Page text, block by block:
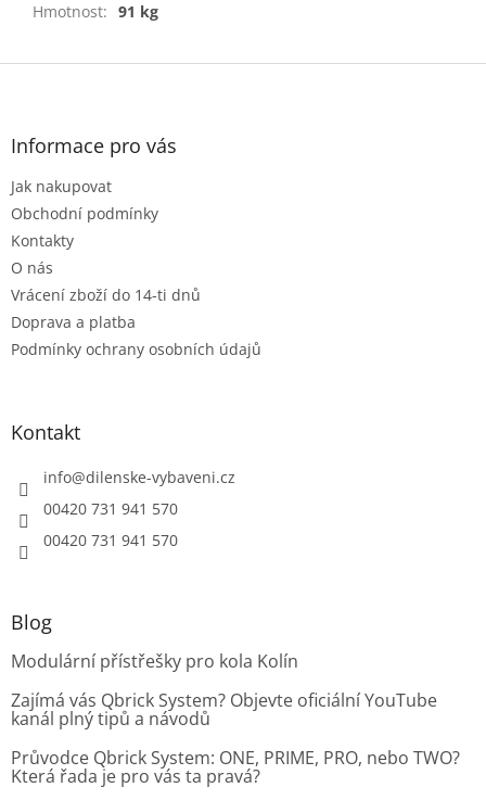
Hmotnost: 91 kg
Z
Informace pro vás
Jak nakupovat
Obchodní podmínky
Kontakty
O nás
Vrácení zboží do 14-ti dnů
Doprava a platba
Podmínky ochrany osobních údajů
Kontakt
info@dilenske-vybaveni.cz
00420 731 941 570
00420 731 941 570
Blog
Modulární přístřešky pro kola Kolín
Zajímá vás Qbrick System? Objevte oficiální YouTube
kanál plný tipů a návodů
Průvodce Qbrick System: ONE, PRIME, PRO, nebo TWO?
Která řada je pro vás ta pravá?